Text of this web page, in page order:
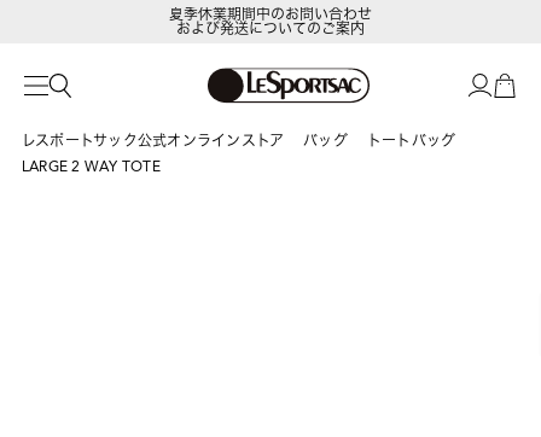
LeSportsac Member's Club
および発送についてのご案内
レスポートサック公式オンラインストア バッグ
トートバッグ
LARGE 2 WAY TOTE